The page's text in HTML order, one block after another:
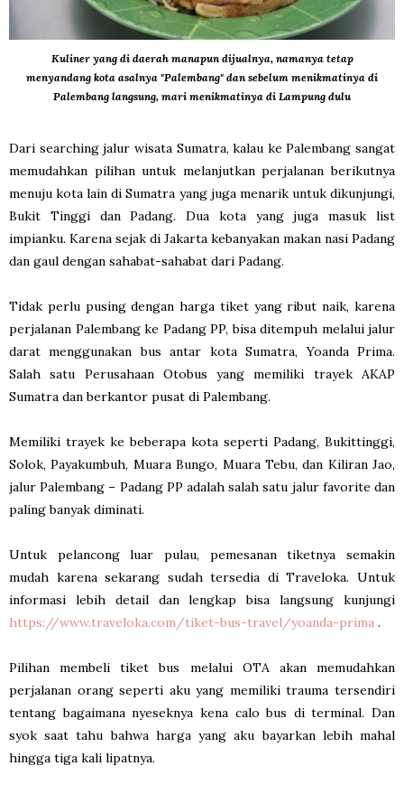
Kuliner yang di daerah manapun dijualnya, namanya tetap
menyandang kota asalnya "Palembang" dan sebelum menikmatinya di
Palembang langsung, mari menikmatinya di Lampung dulu
Dari searching jalur wisata Sumatra, kalau ke Palembang sangat
memudahkan pilihan untuk melanjutkan perjalanan berikutnya
menuju kota lain di Sumatra yang juga menarik untuk dikunjungi,
Bukit Tinggi dan Padang. Dua kota yang juga masuk list
impianku. Karena sejak di Jakarta kebanyakan makan nasi Padang
dan gaul dengan sahabat-sahabat dari Padang.
Tidak perlu pusing dengan harga tiket yang ribut naik, karena
perjalanan Palembang ke Padang PP, bisa ditempuh melalui jalur
darat menggunakan bus antar kota Sumatra, Yoanda Prima.
Salah satu Perusahaan Otobus yang memiliki trayek AKAP
Sumatra dan berkantor pusat di Palembang.
Memiliki trayek ke beberapa kota seperti Padang, Bukittinggi,
Solok, Payakumbuh, Muara Bungo, Muara Tebu, dan Kiliran Jao,
jalur Palembang – Padang PP adalah salah satu jalur favorite dan
paling banyak diminati.
Untuk pelancong luar pulau, pemesanan tiketnya semakin
mudah karena sekarang sudah tersedia di Traveloka. Untuk
informasi lebih detail dan lengkap bisa langsung kunjungi
https://www.traveloka.com/tiket-bus-travel/yoanda-prima .
Pilihan membeli tiket bus melalui OTA akan memudahkan
perjalanan orang seperti aku yang memiliki trauma tersendiri
tentang bagaimana nyeseknya kena calo bus di terminal. Dan
syok saat tahu bahwa harga yang aku bayarkan lebih mahal
hingga tiga kali lipatnya.